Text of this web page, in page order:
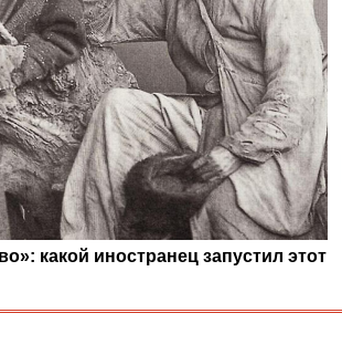
какой иностранец запустил этот